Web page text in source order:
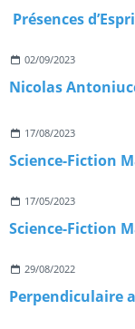
Présences
02/09/2023
Nicolas
17/08/2023
Science-Fiction
17/05/2023
Science-Fiction
29/08/2022
Perpendiculaire